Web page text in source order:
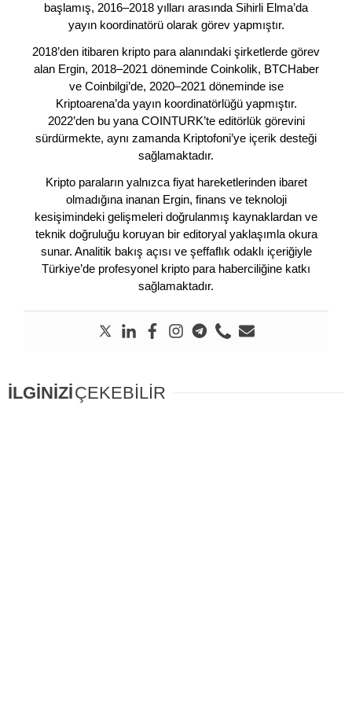
başlamış, 2016–2018 yılları arasında Sihirli Elma’da
yayın koordinatörü olarak görev yapmıştır.
2018’den itibaren kripto para alanındaki şirketlerde görev
alan Ergin, 2018–2021 döneminde Coinkolik, BTCHaber
ve Coinbilgi’de, 2020–2021 döneminde ise
Kriptoarena’da yayın koordinatörlüğü yapmıştır.
2022’den bu yana COINTURK’te editörlük görevini
sürdürmekte, aynı zamanda Kriptofoni’ye içerik desteği
sağlamaktadır.
Kripto paraların yalnızca fiyat hareketlerinden ibaret
olmadığına inanan Ergin, finans ve teknoloji
kesişimindeki gelişmeleri doğrulanmış kaynaklardan ve
teknik doğruluğu koruyan bir editoryal yaklaşımla okura
sunar. Analitik bakış açısı ve şeffaflık odaklı içeriğiyle
Türkiye’de profesyonel kripto para haberciliğine katkı
sağlamaktadır.
İLGİNİZİÇEKEBİLİR